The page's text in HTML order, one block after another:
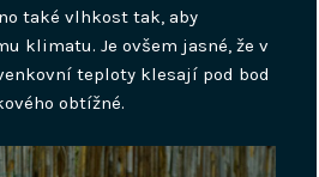
také vlhkost tak, aby
klimatu.Je ovšem jasné, že v
teploty klesají pod bod
obtížné.